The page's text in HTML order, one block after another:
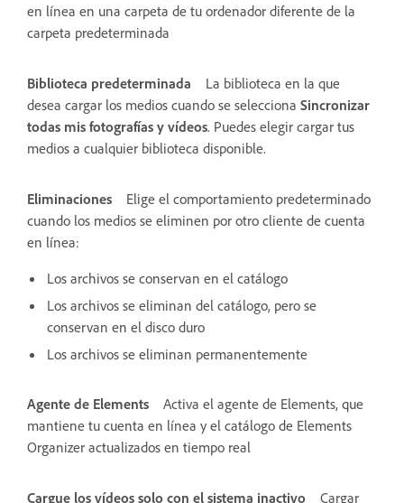
en línea en una carpeta de tu ordenador diferente de la
carpeta predeterminada
Biblioteca predeterminada
La biblioteca en la que
desea cargar los medios cuando se selecciona Sincronizar
todas mis fotografías y vídeos. Puedes elegir cargar tus
medios a cualquier biblioteca disponible.
Eliminaciones
Elige el comportamiento predeterminado
cuando los medios se eliminen por otro cliente de cuenta
en línea:
Los archivos se conservan en el catálogo
Los archivos se eliminan del catálogo, pero se
conservan en el disco duro
Los archivos se eliminan permanentemente
Agente de Elements
Activa el agente de Elements, que
mantiene tu cuenta en línea y el catálogo de Elements
Organizer actualizados en tiempo real
Cargue los vídeos solo con el sistema inactivo Cargar